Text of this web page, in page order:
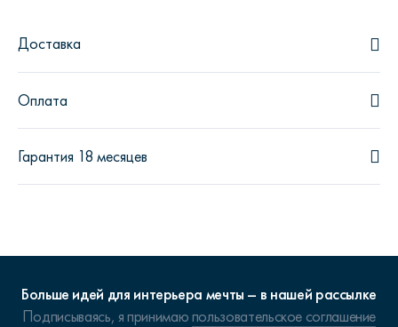
Доставка
Оплата
Гарантия 18 месяцев
Больше идей для интерьера мечты – в нашей рассылке
Подписываясь, я принимаюпользовательское соглашение